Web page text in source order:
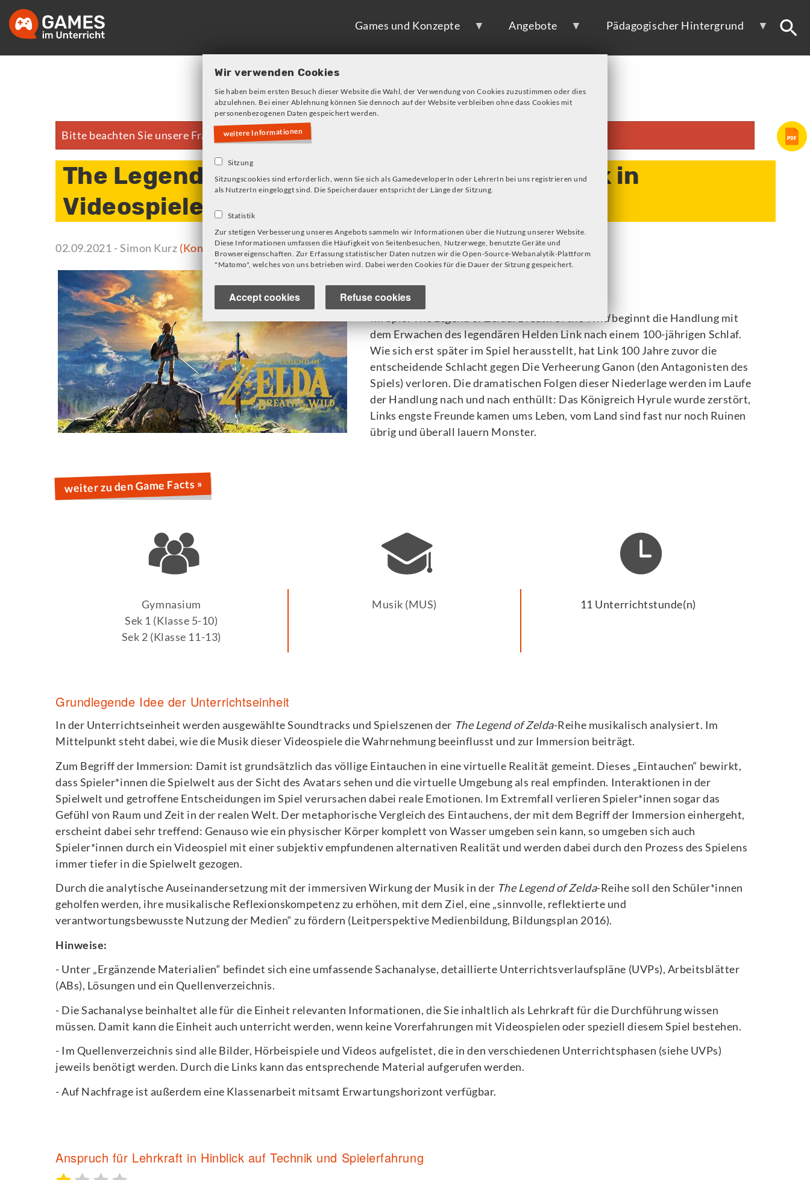
Skip
to
main
navigation
Games und Konzepte Angebote Pädagogischer Hintergrund
Error
message
Bitte beachten Sie unsere Frage zu Cookies!
The Legend of Zelda - Immersion durch Musik in
Videospielen
02.09.2021 - Simon Kurz (Kontakt zur Autor*in)
Wir verwenden Cookies
Sie haben beim ersten Besuch dieser Website die Wahl, der Verwendung von Cookies zuzustimmen oder dies
abzulehnen. Bei einer Ablehnung können Sie dennoch auf der Website verbleiben ohne dass Cookies mit
personenbezogenen Daten gespeichert werden.
weitere Informationen
Sitzung
Sitzungscookies sind erforderlich, wenn Sie sich als GamedeveloperIn oder LehrerIn bei uns registrieren und
als NutzerIn eingeloggt sind. Die Speicherdauer entspricht der Länge der Sitzung.
Statistik
Zur stetigen Verbesserung unseres Angebots sammeln wir Informationen über die Nutzung unserer Website.
Diese Informationen umfassen die Häufigkeit von Seitenbesuchen, Nutzerwege, benutzte Geräte und
Browsereigenschaften. Zur Erfassung statistischer Daten nutzen wir die Open-Source-Webanalytik-Plattform
"Matomo", welches von uns betrieben wird. Dabei werden Cookies für die Dauer der Sitzung gespeichert.
Accept cookies Refuse cookies
The Legend of Zelda: Breath of the Wild
The Legend of Zelda: Breath of the Wildbeginnt die Handlung mit
dem Erwachen des legendären Helden Link nach einem 100-jährigen Schlaf.
Wie sich erst später im Spiel herausstellt, hat Link 100 Jahre zuvor die
entscheidende Schlacht gegen Die Verheerung Ganon (den Antagonisten des
Spiels) verloren. Die dramatischen Folgen dieser Niederlage werden im Laufe
der Handlung nach und nach enthüllt: Das Königreich Hyrule wurde zerstört,
Links engste Freunde kamen ums Leben, vom Land sind fast nur noch Ruinen
übrig und überall lauern Monster.
weiter zu den Game Facts »
Gymnasium
Sek 1 (Klasse 5-10)
Sek 2 (Klasse 11-13)
Musik (MUS) 11 Unterrichtstunde(n)
Grundlegende Idee der Unterrichtseinheit
In der Unterrichtseinheit werden ausgewählte Soundtracks und Spielszenen der The Legend of Zelda-Reihe musikalisch analysiert. Im
Mittelpunkt steht dabei, wie die Musik dieser Videospiele die Wahrnehmung beeinflusst und zur Immersion beiträgt.
Zum Begriff der Immersion: Damit ist grundsätzlich das völlige Eintauchen in eine virtuelle Realität gemeint. Dieses „Eintauchen“ bewirkt,
dass Spieler*innen die Spielwelt aus der Sicht des Avatars sehen und die virtuelle Umgebung als real empfinden. Interaktionen in der
Spielwelt und getroffene Entscheidungen im Spiel verursachen dabei reale Emotionen. Im Extremfall verlieren Spieler*innen sogar das
Gefühl von Raum und Zeit in der realen Welt. Der metaphorische Vergleich des Eintauchens, der mit dem Begriff der Immersion einhergeht,
erscheint dabei sehr treffend: Genauso wie ein physischer Körper komplett von Wasser umgeben sein kann, so umgeben sich auch
Spieler*innen durch ein Videospiel mit einer subjektiv empfundenen alternativen Realität und werden dabei durch den Prozess des Spielens
immer tiefer in die Spielwelt gezogen.
Durch die analytische Auseinandersetzung mit der immersiven Wirkung der Musik in der The Legend of Zelda-Reihe soll den Schüler*innen
geholfen werden, ihre musikalische Reflexionskompetenz zu erhöhen, mit dem Ziel, eine „sinnvolle, reflektierte und
verantwortungsbewusste Nutzung der Medien“ zu fördern (Leitperspektive Medienbildung, Bildungsplan 2016).
Hinweise:
- Unter „Ergänzende Materialien“ befindet sich eine umfassende Sachanalyse, detaillierte Unterrichtsverlaufspläne (UVPs), Arbeitsblätter
(ABs), Lösungen und ein Quellenverzeichnis.
- Die Sachanalyse beinhaltet alle für die Einheit relevanten Informationen, die Sie inhaltlich als Lehrkraft für die Durchführung wissen
müssen. Damit kann die Einheit auch unterricht werden, wenn keine Vorerfahrungen mit Videospielen oder speziell diesem Spiel bestehen.
- Im Quellenverzeichnis sind alle Bilder, Hörbeispiele und Videos aufgelistet, die in den verschiedenen Unterrichtsphasen (siehe UVPs)
jeweils benötigt werden. Durch die Links kann das entsprechende Material aufgerufen werden.
- Auf Nachfrage ist außerdem eine Klassenarbeit mitsamt Erwartungshorizont verfügbar.
Anspruch für Lehrkraft in Hinblick auf Technik und Spielerfahrung